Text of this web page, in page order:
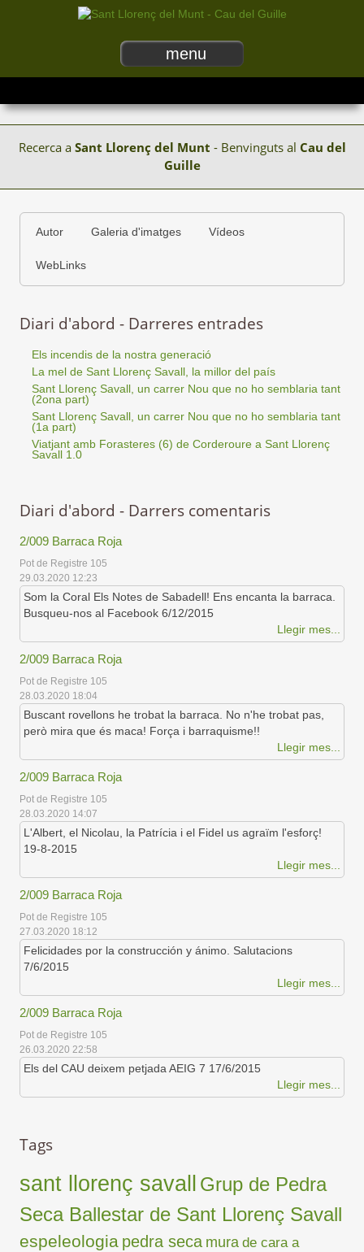
menu
Recerca a Sant Llorenç del Munt - Benvinguts al Cau del
Guille
Autor Galeria d'imatges Vídeos
WebLinks
Diari d'abord - Darreres entrades
Els incendis de la nostra generació
La mel de Sant Llorenç Savall, la millor del país
Sant Llorenç Savall, un carrer Nou que no ho semblaria tant
(2ona part)
Sant Llorenç Savall, un carrer Nou que no ho semblaria tant
(1a part)
Viatjant amb Forasteres (6) de Corderoure a Sant Llorenç
Savall 1.0
Diari d'abord - Darrers comentaris
2/009 Barraca Roja
Pot de Registre 105
29.03.2020 12:23
Som la Coral Els Notes de Sabadell! Ens encanta la barraca.
Busqueu-nos al Facebook 6/12/2015
Llegir mes...
2/009 Barraca Roja
Pot de Registre 105
28.03.2020 18:04
Buscant rovellons he trobat la barraca. No n'he trobat pas,
però mira que és maca! Força i barraquisme!!
Llegir mes...
2/009 Barraca Roja
Pot de Registre 105
28.03.2020 14:07
L'Albert, el Nicolau, la Patrícia i el Fidel us agraïm l'esforç!
19-8-2015
Llegir mes...
2/009 Barraca Roja
Pot de Registre 105
27.03.2020 18:12
Felicidades por la construcción y ánimo. Salutacions
7/6/2015
Llegir mes...
2/009 Barraca Roja
Pot de Registre 105
26.03.2020 22:58
Els del CAU deixem petjada AEIG 7 17/6/2015
Llegir mes...
Tags
sant llorenç savall
Grup de Pedra
Seca Ballestar de Sant Llorenç Savall
espeleologia pedra seca mura de cara a